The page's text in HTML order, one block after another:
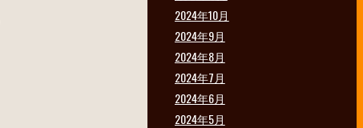
2024年10月
2024年9月
2024年8月
2024年7月
2024年6月
2024年5月